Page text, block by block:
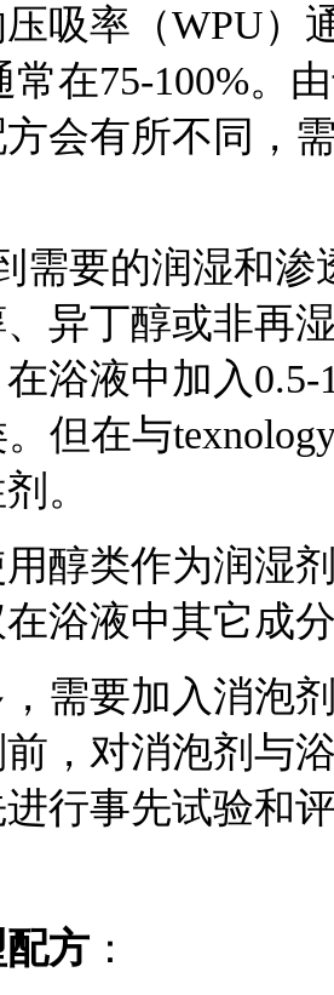
吸率（WPU）
常在75-100%。
会有所不同，
需要的润湿和
异丁醇或非再
浴液中加入
但在与
。
醇类作为润湿
浴液中其它成
需要加入消泡
，对消泡剂与
行事先试验和
方 ：